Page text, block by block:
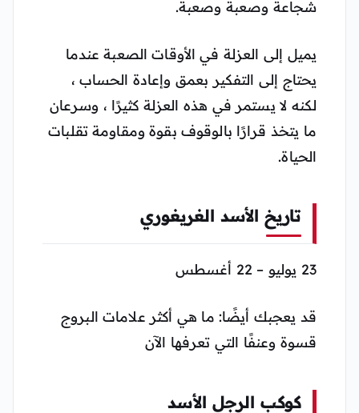
شجاعة وصعبة وصعبة.
يميل إلى العزلة في الأوقات الصعبة عندما
يحتاج إلى التفكير بعمق وإعادة الحساب ،
لكنه لا يستمر في هذه العزلة كثيرًا ، وسرعان
ما يتخذ قرارًا بالوقوف بقوة ومقاومة تقلبات
الحياة.
تاريخ الأسد الغريغوري
23 يوليو – 22 أغسطس
قد يعجبك أيضًا: ما هي أكثر علامات البروج
قسوة وعنفًا التي تعرفها الآن
كوكب الرجل الأسد